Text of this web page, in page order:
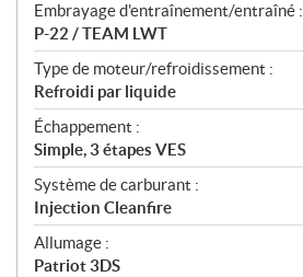
Embrayage d'entraînement/entraîné :
P-22 / TEAM LWT
Type de moteur/refroidissement :
Refroidi par liquide
Échappement :
Simple, 3 étapes VES
Système de carburant :
Injection Cleanfire
Allumage :
Patriot 3DS